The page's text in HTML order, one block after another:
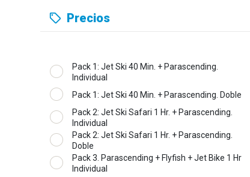
Precios
Pack 1: Jet Ski 40 Min. + Parascending.
Individual
Pack 1: Jet Ski 40 Min. + Parascending. Doble
Pack 2: Jet Ski Safari 1 Hr. + Parascending.
Individual
Pack 2: Jet Ski Safari 1 Hr. + Parascending.
Doble
Pack 3. Parascending + Flyfish + Jet Bike 1 Hr
Individual